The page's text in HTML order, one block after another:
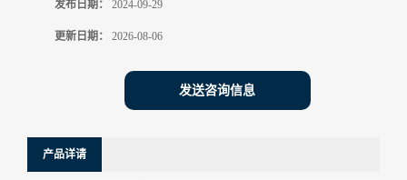
发布日期： 2024-09-29
更新日期： 2026-08-06
发送咨询信息
产品详请